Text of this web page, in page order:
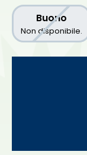
Buono
Non disponibile.